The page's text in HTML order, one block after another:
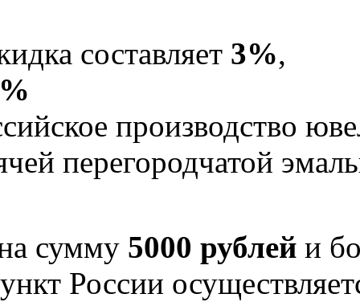
составляет 3%,
производство
перегородчатой
сумму 5000 рублей и
России